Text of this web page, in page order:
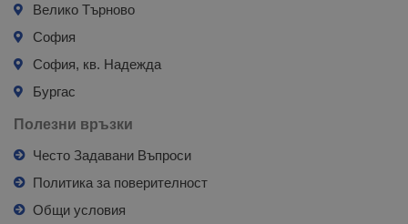
Велико Търново
София
София, кв. Надежда
Бургас
Полезни връзки
Често Задавани Въпроси
Политика за поверителност
Общи условия